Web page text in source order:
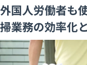
外国人労働者も
掃業務の効率化